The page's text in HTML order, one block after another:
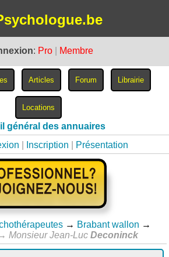
: Pro Membre
général des annuaires
Inscription Présentation
→ Brabant wallon →
Monsieur Jean-LucDeconinck